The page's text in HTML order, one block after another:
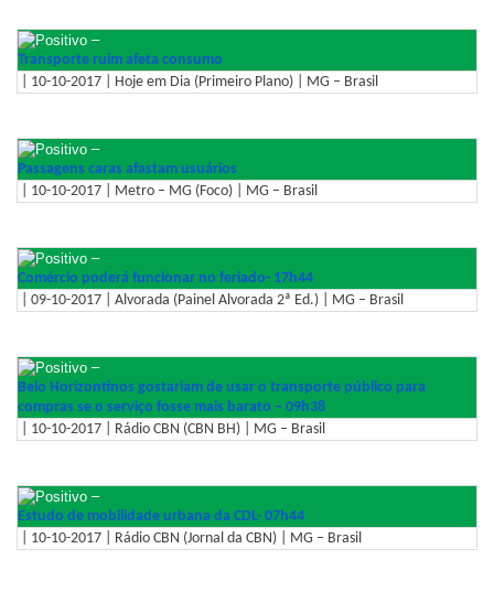
–
Transporte ruim afeta consumo
| 10-10-2017 | Hoje em Dia (Primeiro Plano) | MG – Brasil
–
Passagens caras afastam usuários
| 10-10-2017 | Metro – MG (Foco) | MG – Brasil
–
Comércio poderá funcionar no feriado- 17h44
| 09-10-2017 | Alvorada (Painel Alvorada 2ª Ed.) | MG – Brasil
–
Belo Horizontinos gostariam de usar o transporte público para
compras se o serviço fosse mais barato – 09h38
| 10-10-2017 | Rádio CBN (CBN BH) | MG – Brasil
–
Estudo de mobilidade urbana da CDL- 07h44
| 10-10-2017 | Rádio CBN (Jornal da CBN) | MG – Brasil